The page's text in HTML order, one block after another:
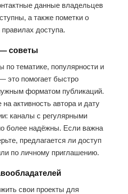
данные владельцев
а также пометки о
доступа.
— советы
по тематике, популярности и
это помогает быстро
форматом публикаций.
активность автора и дату
каналы с регулярными
более надёжны. Если важна
предлагается ли доступ
по личному приглашению.
свои проекты для